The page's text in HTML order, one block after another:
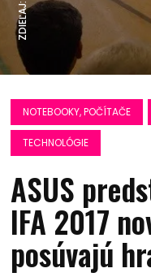
ZDIEĽAJ:
NOTEBOOKY, POČÍTAČE
TECHNOLÓGIE
ASUS
IFA 2017
posúvajú